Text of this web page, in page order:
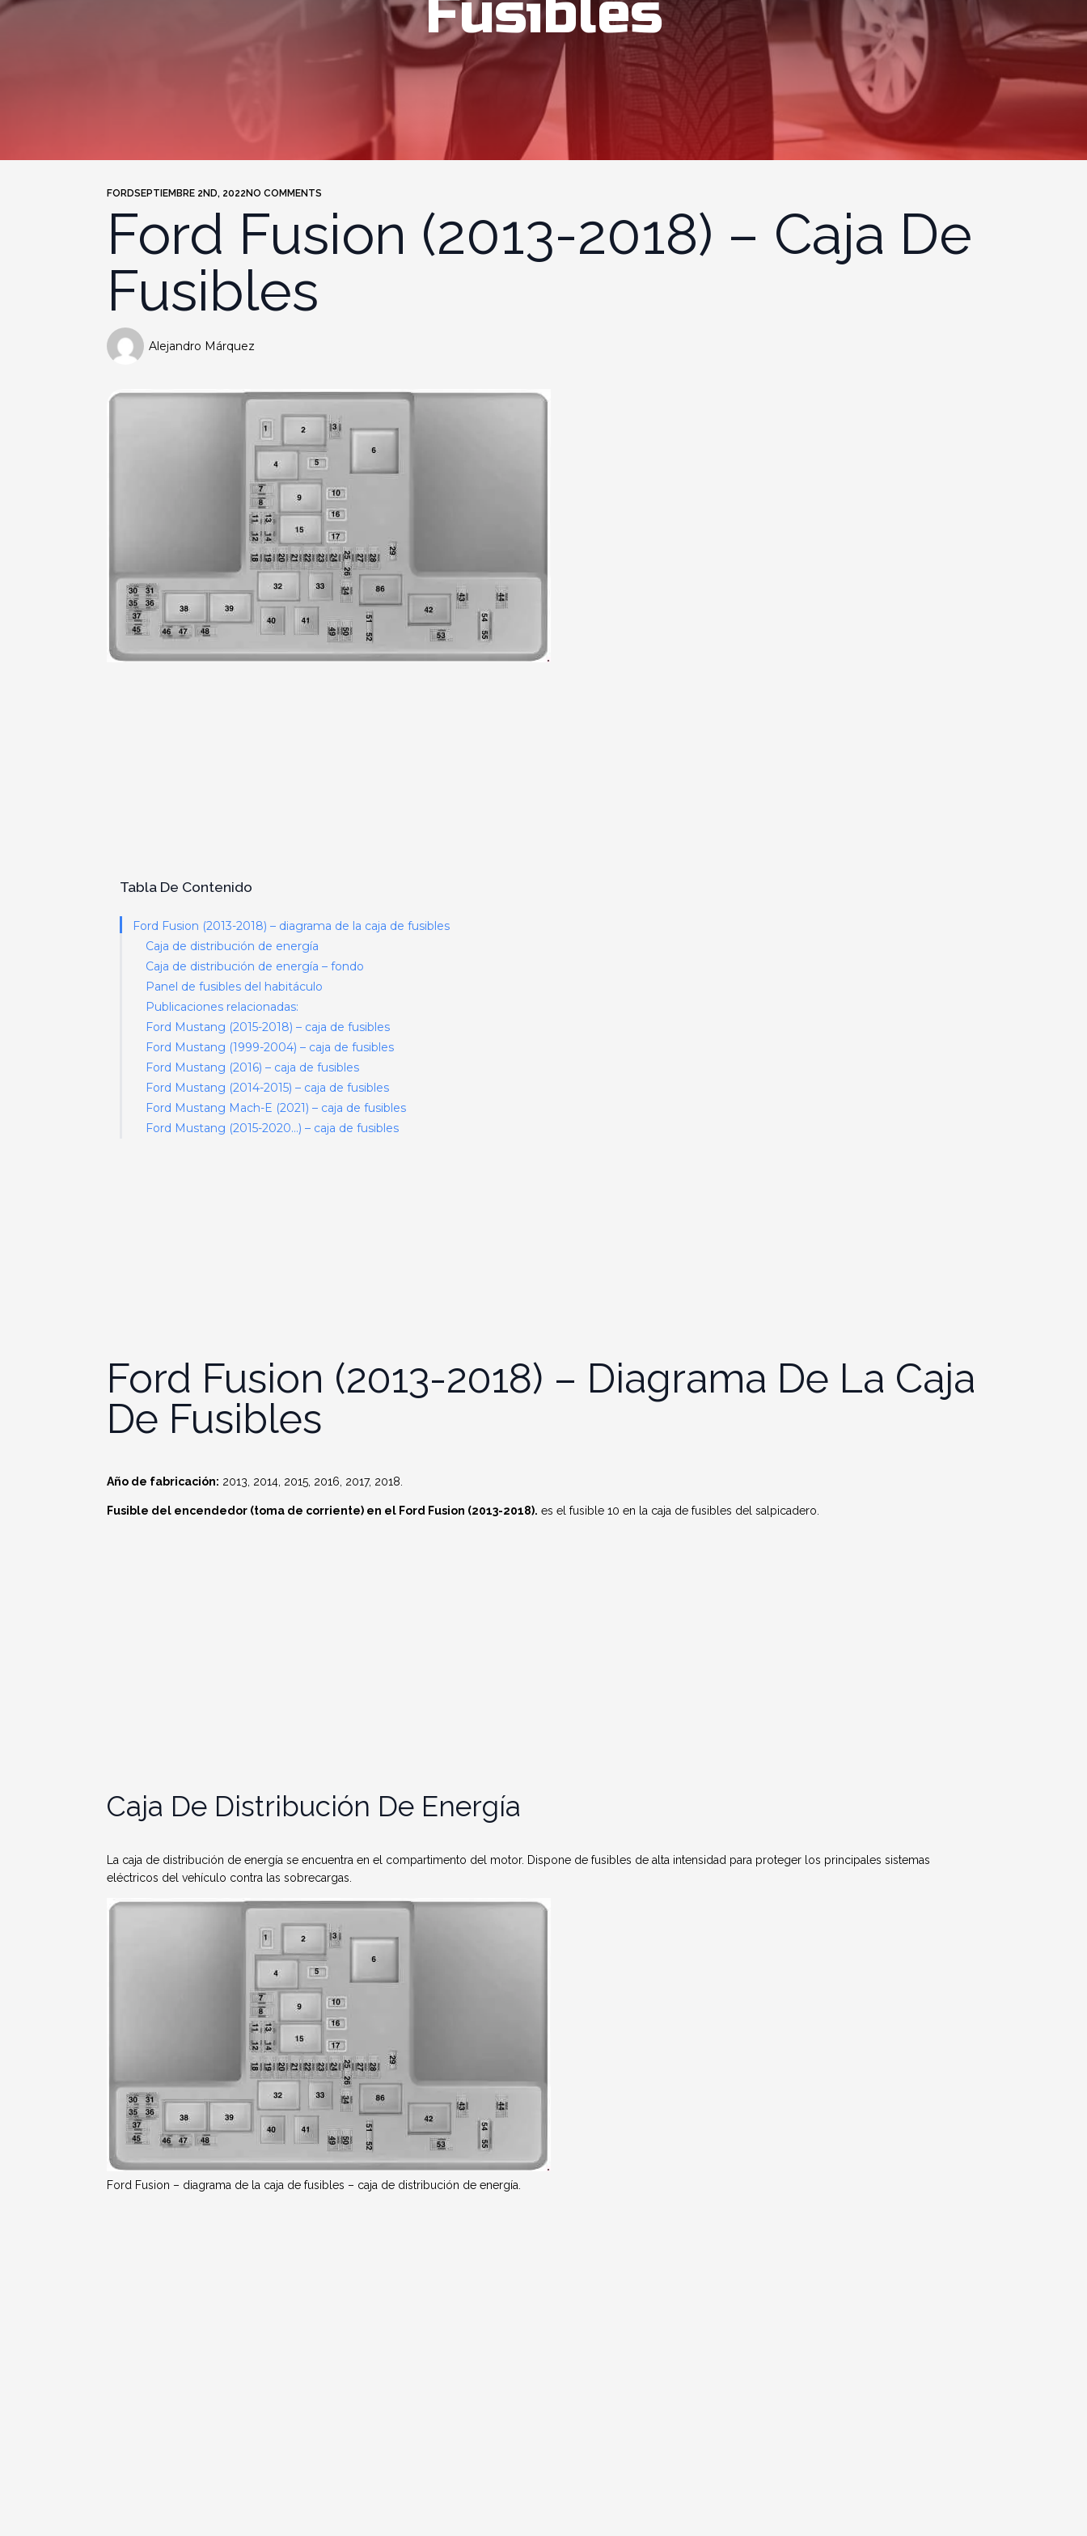
Fusibles
FORDSEPTIEMBRE 2ND, 2022 NO COMMENTS
Ford Fusion (2013-2018) – Caja De
Fusibles
Alejandro Márquez
Tabla De Contenido
Ford Fusion (2013-2018) – diagrama de la caja de fusibles
Caja de distribución de energía
Caja de distribución de energía – fondo
Panel de fusibles del habitáculo
Publicaciones relacionadas:
Ford Mustang (2015-2018) – caja de fusibles
Ford Mustang (1999-2004) – caja de fusibles
Ford Mustang (2016) – caja de fusibles
Ford Mustang (2014-2015) – caja de fusibles
Ford Mustang Mach-E (2021) – caja de fusibles
Ford Mustang (2015-2020…) – caja de fusibles
Ford Fusion (2013-2018) – Diagrama De La Caja
De Fusibles
Año de fabricación: 2013, 2014, 2015, 2016, 2017, 2018.
Fusible del encendedor (toma de corriente) en el Ford Fusion (2013-2018). es el fusible 10 en la caja de fusibles del salpicadero.
Caja De Distribución De Energía
La caja de distribución de energía se encuentra en el compartimento del motor. Dispone de fusibles de alta intensidad para proteger los principales sistemas
eléctricos del vehículo contra las sobrecargas.
Ford Fusion – diagrama de la caja de fusibles – caja de distribución de energía.